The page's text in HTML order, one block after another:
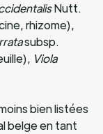
Nutt.
rhizome),
subsp.
Viola
bien listées
belge en tant